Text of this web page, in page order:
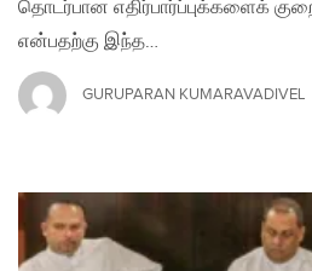
தொடர்பான எதிர்பார்ப்புக்களைக்
என்பதற்கு இந்த…
GURUPARAN KUMARAVADIVEL